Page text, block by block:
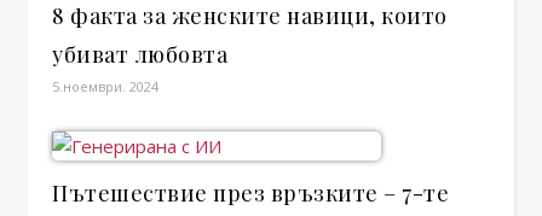
8 факта за женските навици, които
убиват любовта
5.ноември. 2024
Пътешествие през връзките – 7-те